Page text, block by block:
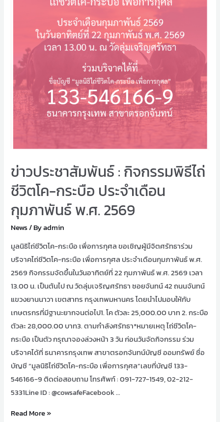
ข่าวประชาสัมพันธ์ : กิจกรรมพิธีไถ่
ชีวิตโค-กระบือ ประจำเดือน
กุมภาพันธ์ พ.ศ. 2569
News/ Byadmin
มูลนิธิไถ่ชีวิตโค-กระบือ เพื่อการกุศล ขอเชิญผู้มีจิตศรัทธาร่วม
บริจาคไถ่ชีวิตโค-กระบือ เพื่อการกุศล ประจำเดือนกุมภาพันธ์ พ.ศ.
2569 กิจกรรมจัดขึ้นในวันอาทิตย์ที่ 22 กุมภาพันธ์ พ.ศ. 2569 เวลา
13.00 น. เป็นต้นไป ณ วัดลุ่มเจริญศรัทธา ซอยจันทน์ 42 ถนนจันทน์
แขวงยานนาวา เขตสาทร กรุงเทพมหานคร โดยนำไปมอบให้กับ
เกษตรกรที่มีฐานะยากจนต่อไป1. โค ตัวละ 25,000.00 บาท 2. กระบือ
ตัวละ 28,000.00 บาท3. ตามกำลังศรัทธา*หมายเหตุ ไถ่ชีวิตโค-
กระบือ เป็นตัว กรุณาจองล่วงหน้า 3 วัน ก่อนวันจัดกิจกรรม ร่วม
บริจาคได้ที่ ธนาคารกรุงเทพ สาขาตรอกจันทน์บัญชี ออมทรัพย์ ชื่อ
บัญชี “มูลนิธิไถ่ชีวิตโค-กระบือ เพื่อการกุศล”เลขที่บัญชี 133-
546166-9 ติดต่อสอบถาม โทรศัพท์ : 091-727-1549, 02-212-
5331Line ID : @cowsafeFacebook …
Read More »